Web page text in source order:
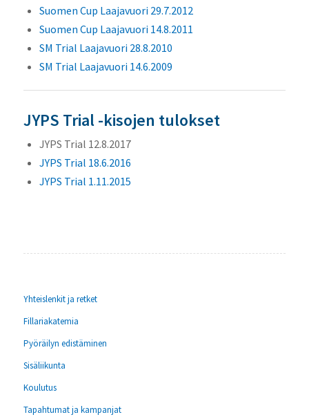
Suomen Cup Laajavuori 29.7.2012
Suomen Cup Laajavuori 14.8.2011
SM Trial Laajavuori 28.8.2010
SM Trial Laajavuori 14.6.2009
JYPS Trial -kisojen tulokset
JYPS Trial 12.8.2017
JYPS Trial 18.6.2016
JYPS Trial 1.11.2015
Yhteislenkit ja retket
Fillariakatemia
Pyöräilyn edistäminen
Sisäliikunta
Koulutus
Tapahtumat ja kampanjat